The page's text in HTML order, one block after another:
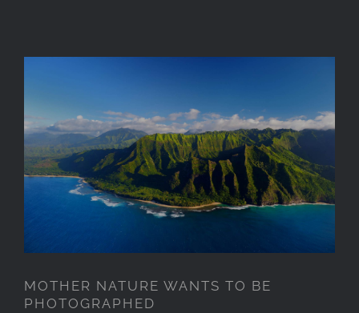
MOTHER NATURE WANTS TO
BE PHOTOGRAPHED
MOTHER NATURE WANTS TO BE
PHOTOGRAPHED